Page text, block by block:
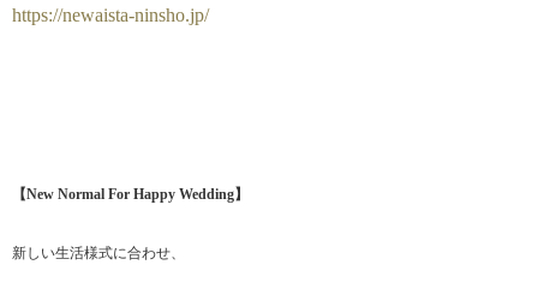
https://newaista-ninsho.jp/
【New Normal For Happy Wedding】
新しい生活様式に合わせ、